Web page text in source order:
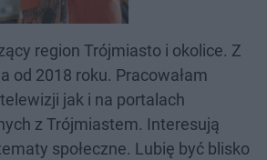
region Trójmiasto i okolice. Z
od 2018 roku. Pracowałam
jak i na portalach
z Trójmiastem. Interesują
społeczne. Lubię być blisko